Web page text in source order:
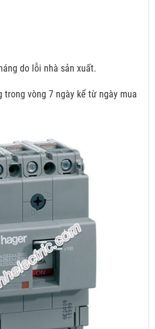
do lỗi nhà sản xuất.
vòng 7 ngày kể từ ngày mua